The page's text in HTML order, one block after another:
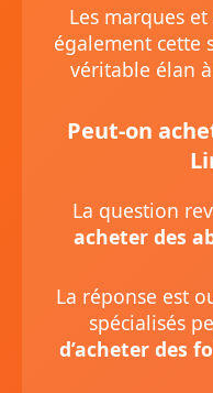
Les marques
également cette
véritable élan
Peut-on
La question
acheter des
La réponse est
spécialisés
d’acheter des